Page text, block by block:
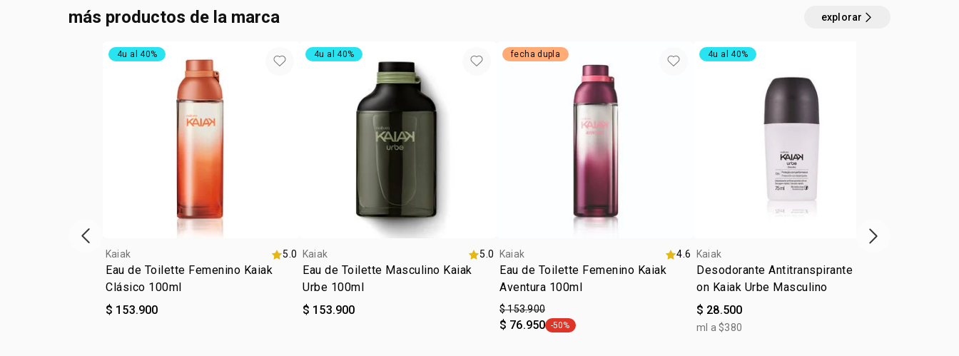
más productos de la marca explorar
4u al 40%
Kaiak 5.0
Eau de Toilette Femenino Kaiak
Clásico 100ml
$ 153.900
4u al 40%
Kaiak 5.0
Eau de Toilette Masculino Kaiak
Urbe 100ml
$ 153.900
fecha dupla
Kaiak 4.6
Eau de Toilette Femenino Kaiak
Aventura 100ml
$ 153.900
$ 76.950 general.tag -50%
-50%
4u al 40%
Kaiak
Desodorante Antitranspirante Roll-
on Kaiak Urbe Masculino
$ 28.500
ml a $380
ítem anterior próximo item